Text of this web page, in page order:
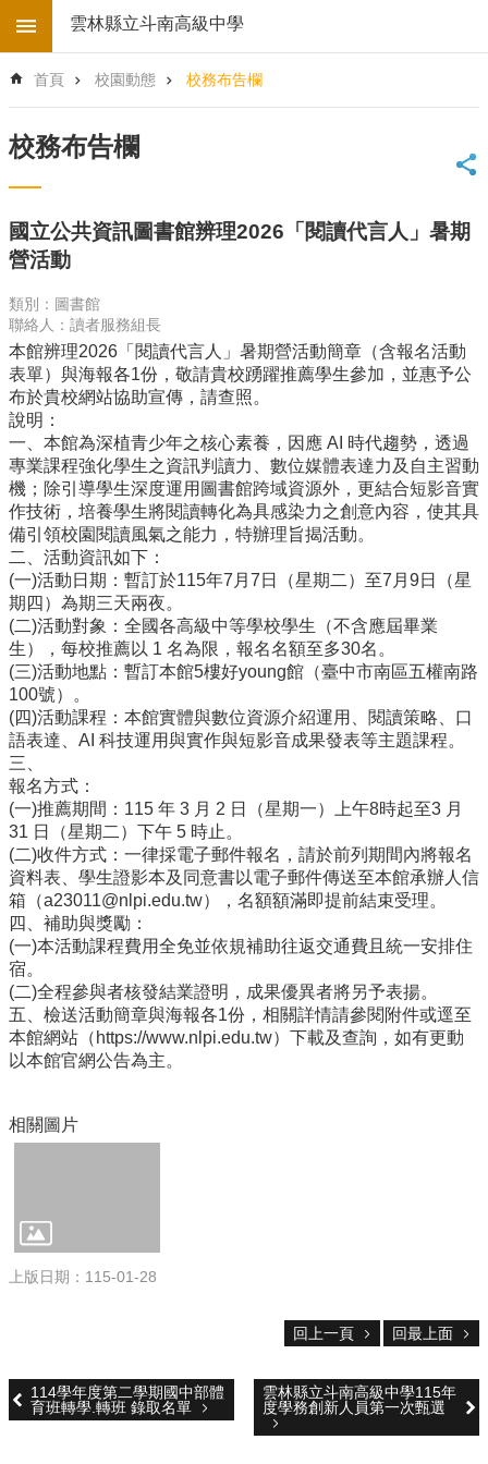
跳到主要內容區塊
階
搜
首
頁
學
校
子
地
圖
後
台
入
雲
林
縣
政
府
教
育
處
意
見
反
應
認
識
本
校
校
園
成
果
校
務
E
斗
南
絲
頁
新
雲林縣立斗南高級中學
首頁 校園動態 校務布告欄
校務布告欄
國立公共資訊圖書館辨理2026「閱讀代言人」暑期
營活動
類別：圖書館
聯絡人：讀者服務組長
本館辨理2026「閱讀代言人」暑期營活動簡章（含報名活動
表單）與海報各1份，敬請貴校踴躍推薦學生參加，並惠予公
布於貴校網站協助宣傳，請查照。
說明：
一、本館為深植青少年之核心素養，因應 AI 時代趨勢，透過
專業課程強化學生之資訊判讀力、數位媒體表達力及自主習動
機；除引導學生深度運用圖書館跨域資源外，更結合短影音實
作技術，培養學生將閱讀轉化為具感染力之創意內容，使其具
備引領校園閱讀風氣之能力，特辦理旨揭活動。
二、活動資訊如下：
(一)活動日期：暫訂於115年7月7日（星期二）至7月9日（星
期四）為期三天兩夜。
(二)活動對象：全國各高級中等學校學生（不含應屆畢業
生），每校推薦以 1 名為限，報名名額至多30名。
(三)活動地點：暫訂本館5樓好young館（臺中市南區五權南路
100號）。
(四)活動課程：本館實體與數位資源介紹運用、閱讀策略、口
語表達、AI 科技運用與實作與短影音成果發表等主題課程。
三、
報名方式：
(一)推薦期間：115 年 3 月 2 日（星期一）上午8時起至3 月
31 日（星期二）下午 5 時止。
(二)收件方式：一律採電子郵件報名，請於前列期間內將報名
資料表、學生證影本及同意書以電子郵件傳送至本館承辦人信
箱（a23011@nlpi.edu.tw），名額額滿即提前結束受理。
四、補助與獎勵：
(一)本活動課程費用全免並依規補助往返交通費且統一安排住
宿。
(二)全程參與者核發結業證明，成果優異者將另予表揚。
五、檢送活動簡章與海報各1份，相關詳情請參閱附件或逕至
本館網站（https://www.nlpi.edu.tw）下載及查詢，如有更動
以本館官網公告為主。
相關圖片
上版日期：115-01-28
回上一頁 回最上面
114學年度第二學期國中部體
育班轉學.轉班 錄取名單
雲林縣立斗南高級中學115年
度學務創新人員第一次甄選